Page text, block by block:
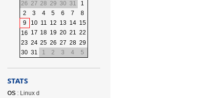
26 27 28 29 30 31
1
2
3 4 5 6 7
8
9
10 11 12 13 14 15
16 17 18 19 20 21 22
23 24 25 26 27 28 29
30 31 1 2 3 4 5
STATS
OS: Linux d